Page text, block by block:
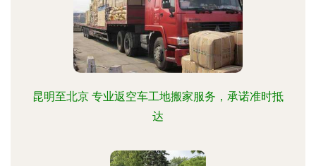
昆明至北京 专业返空车工地搬家服务，承诺准时抵
达